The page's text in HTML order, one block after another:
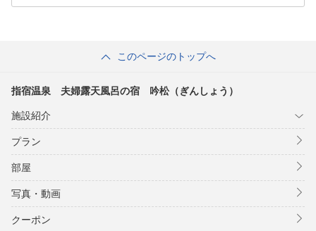
このページのトップへ
指宿温泉 夫婦露天風呂の宿 吟松（ぎんしょう）
施設紹介
プラン
部屋
写真・動画
クーポン